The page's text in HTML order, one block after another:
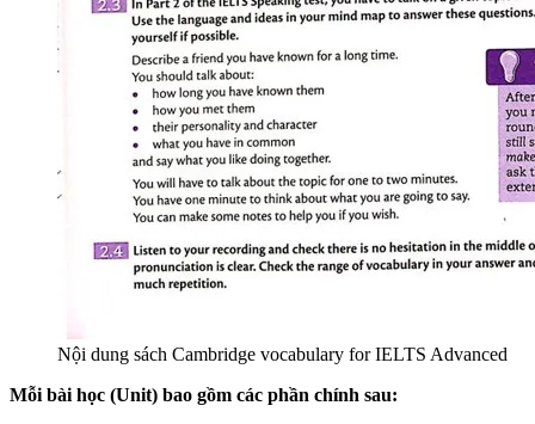
Nội dung sách Cambridge vocabulary for IELTS Advanced
Mỗi bài học (Unit) bao gồm các phần chính sau: